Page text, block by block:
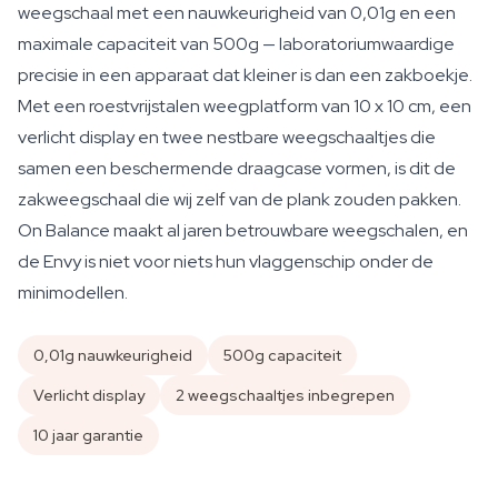
weegschaal met een nauwkeurigheid van 0,01g en een
maximale capaciteit van 500g — laboratoriumwaardige
precisie in een apparaat dat kleiner is dan een zakboekje.
Met een roestvrijstalen weegplatform van 10 x 10 cm, een
verlicht display en twee nestbare weegschaaltjes die
samen een beschermende draagcase vormen, is dit de
zakweegschaal die wij zelf van de plank zouden pakken.
On Balance maakt al jaren betrouwbare weegschalen, en
de Envy is niet voor niets hun vlaggenschip onder de
minimodellen.
0,01g nauwkeurigheid
500g capaciteit
Verlicht display
2 weegschaaltjes inbegrepen
10 jaar garantie